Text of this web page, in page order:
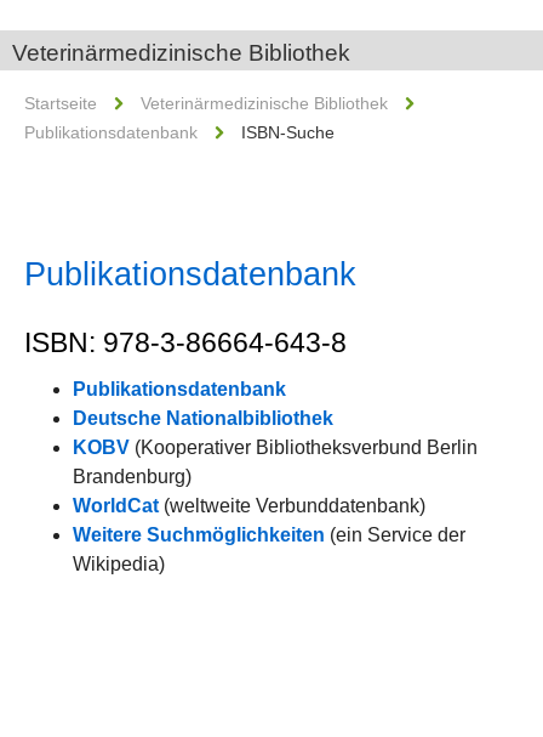
Veterinärmedizinische Bibliothek
Startseite
Veterinärmedizinische Bibliothek
Publikationsdatenbank
ISBN-Suche
Publikationsdatenbank
ISBN: 978-3-86664-643-8
Publikationsdatenbank
Deutsche Nationalbibliothek
KOBV (Kooperativer Bibliotheksverbund Berlin
Brandenburg)
WorldCat (weltweite Verbunddatenbank)
Weitere Suchmöglichkeiten (ein Service der
Wikipedia)